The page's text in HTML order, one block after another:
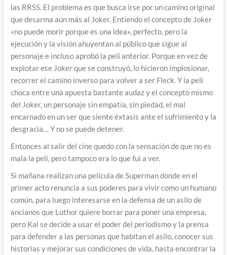
las RRSS. El problema es que busca irse por un camino original
que desarma aún más al Joker. Entiendo el concepto de Joker
«no puede morir porque es una idea», perfecto, pero la
ejecución y la visión ahuyentan al público que sigue al
personaje e incluso aprobó la peli anterior. Porque en vez de
explotar ese Joker que se construyó, lo hicieron implosionar,
recorrer el camino inverso para volver a ser Fleck. Y la peli
choca entre una apuesta bastante audaz y el concepto mismo
del Joker, un personaje sin empatía, sin piedad, el mal
encarnado en un ser que siente éxtasis ante el sufrimiento y la
desgracia… Y no se puede detener.
Entonces al salir del cine quedo con la sensación de que no es
mala la peli, pero tampoco era lo que fui a ver.
Si mañana realizan una película de Superman donde en el
primer acto renuncia a sus poderes para vivir como un humano
común, para luego interesarse en la defensa de un asilo de
ancianos que Luthor quiere borrar para poner una empresa,
pero Kal se decide a usar el poder del periodismo y la prensa
para defender a las personas que habitan el asilo, conocer sus
historias y mejorar sus condiciones de vida, hasta encontrar la